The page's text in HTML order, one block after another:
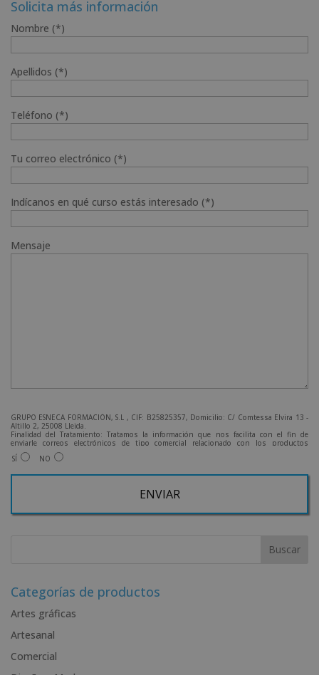
Solicita más información
Nombre (*)
Apellidos (*)
Teléfono (*)
Tu correo electrónico (*)
Indícanos en qué curso estás interesado (*)
Mensaje
GRUPO ESNECA FORMACIÓN, S.L , CIF: B25825357, Domicilio: C/ Comtessa Elvira 13 -
Altillo 2, 25008 Lleida.
Finalidad del Tratamiento: Tratamos la información que nos facilita con el fin de
enviarle correos electrónicos de tipo comercial relacionado con los productos
ofrecidos y otros tipo de productos que fueran de su interés.
Legitimación del tratamiento: Consentimiento del interesado.
a la dirección admin@grupoesneca.com.
Desea recibir información comercial (vía telefónica y/o email):
SÍ NO
r
a
t
i
Categorías de productos
Artes gráficas
Artesanal
Comercial